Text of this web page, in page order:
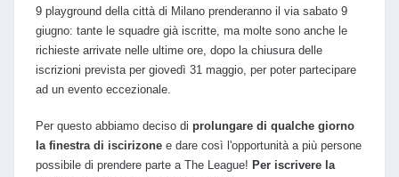
9 playground della città di Milano prenderanno il via sabato 9
giugno: tante le squadre già iscritte, ma molte sono anche le
richieste arrivate nelle ultime ore, dopo la chiusura delle
iscrizioni prevista per giovedì 31 maggio, per poter partecipare
ad un evento eccezionale.
Per questo abbiamo deciso di prolungare di qualche giorno
la finestra di iscirizone e dare così l'opportunità a più persone
possibile di prendere parte a The League! Per iscrivere la